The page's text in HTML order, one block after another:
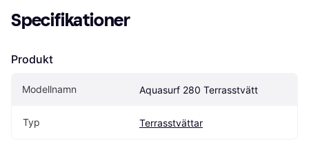
Specifikationer
Produkt
Modellnamn Aquasurf 280 Terrasstvätt
Typ Terrasstvättar